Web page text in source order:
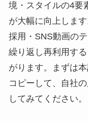
境・スタイルの4要
が大幅に向上しま
採用・SNS動画の
繰り返し再利用す
がります。まずは
コピーして、自社
してみてください。